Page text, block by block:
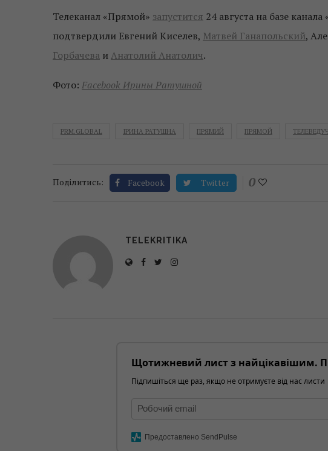
Телеканал «Прямой» запустится 24 августа на базе
подтвердили Евгений Киселев, Матвей Ганапольский,
Горбачева иАнатолий Анатолич.
Фото: Facebook Ирины Ратушной
PRM.GLOBAL ІРИНА РАТУШНА ПРЯМИЙ ПРЯМОЙ
Поділитись: Facebook Twitter 0
TELEKRITIKA
Щотижневий лист з найцікавішим.
Підпишіться ще раз, якщо не отримуєте від нас листи
Предоставлено SendPulse